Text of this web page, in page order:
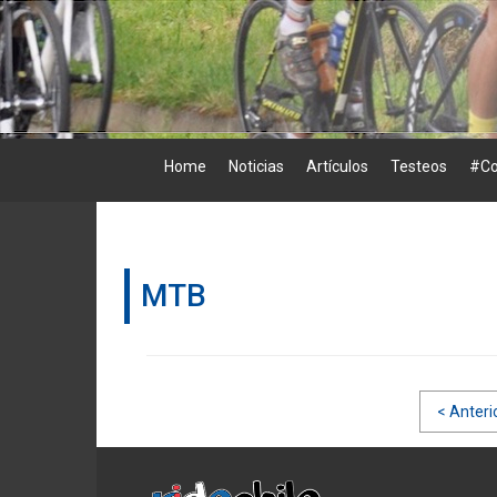
Skip
to
content
Home Noticias Artículos Testeos
MTB
de
<